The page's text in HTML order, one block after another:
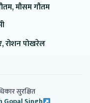
मौसम गौतम
रोशन पोखरेल
सुरक्षित